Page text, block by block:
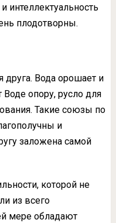
интеллектуальность
плодотворны.
друга. Вода орошает и
опору, русло для
Такие союзы по
и
заложена самой
которой не
из всего
мере обладают